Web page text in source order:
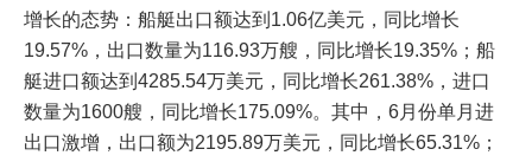
增长的态势：船艇出口额达到1.06亿美元，同比增长
19.57%，出口数量为116.93万艘，同比增长19.35%；船
艇进口额达到4285.54万美元，同比增长261.38%，进口
数量为1600艘，同比增长175.09%。其中，6月份单月进
出口激增，出口额为2195.89万美元，同比增长65.31%；